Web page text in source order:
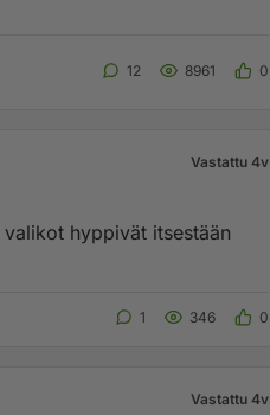
12 8961 0
Vastattu 4v
hyppivät itsestään
1 346 0
Vastattu 4v